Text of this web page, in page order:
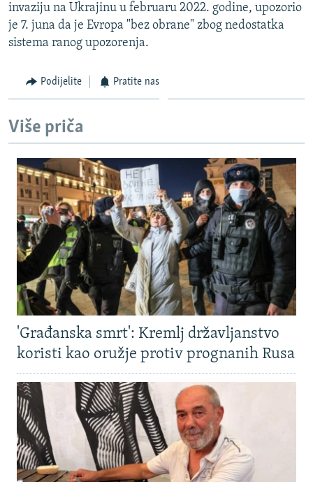
invaziju na Ukrajinu u februaru 2022. godine, upozorio
je 7. juna da je Evropa "bez obrane" zbog nedostatka
sistema ranog upozorenja.
Podijelite Pratite nas
Više priča
'Građanska smrt': Kremlj državljanstvo
koristi kao oružje protiv prognanih Rusa